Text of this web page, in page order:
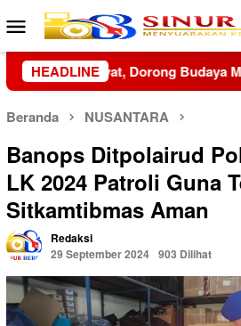
Loncat
ke
konten
Menu
Mobile
HEADLINE
Dini Perkuat
Beranda NUSANTARA
Banops Ditpolairud
LK 2024 Patroli Guna
Sitkamtibmas Aman
Redaksi
29 September 2024 903 Dilihat